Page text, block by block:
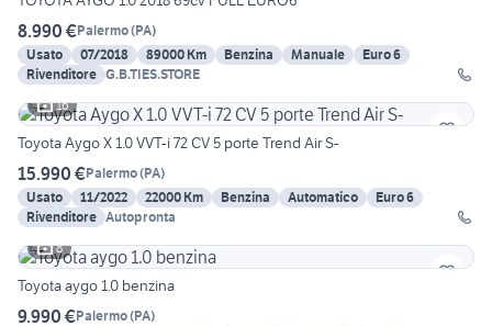
8.990 €Palermo(PA)
Usato
07/2018 89000 Km Benzina Manuale
Euro 6
Rivenditore G.B.TIES.STORE
16
Toyota Aygo X 1.0 VVT-i 72 CV 5 porte Trend Air S-
15.990 €Palermo(PA)
Usato
11/2022 22000 Km Benzina Automatico
Euro 6
Rivenditore Autopronta
8
Toyota aygo 1.0 benzina
9.990 €Palermo(PA)